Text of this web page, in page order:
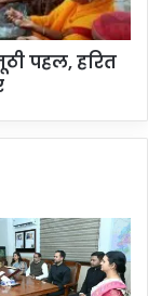
पहल, हरित